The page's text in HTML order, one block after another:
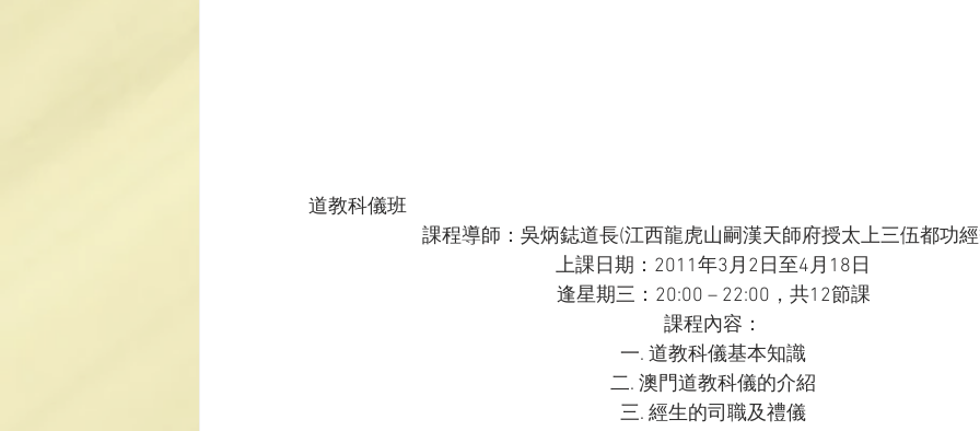
道教科儀班
課程導師：吳炳鋕道長(江西龍虎山嗣漢天師府授太上三伍都功
上課日期：2011年3月2日至4月18日
逢星期三：20:00 – 22:00，共12節課
課程內容：
一. 道教科儀基本知識
二. 澳門道教科儀的介紹
三. 經生的司職及禮儀